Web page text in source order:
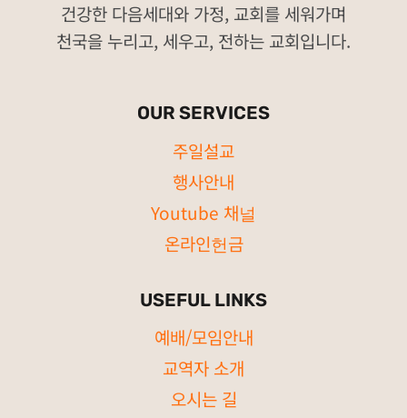
건강한 다음세대와 가정, 교회를 세워가며
천국을 누리고, 세우고, 전하는 교회입니다.
OUR SERVICES
주일설교
행사안내
Youtube 채널
온라인헌금
USEFUL LINKS
예배/모임안내
교역자 소개
오시는 길